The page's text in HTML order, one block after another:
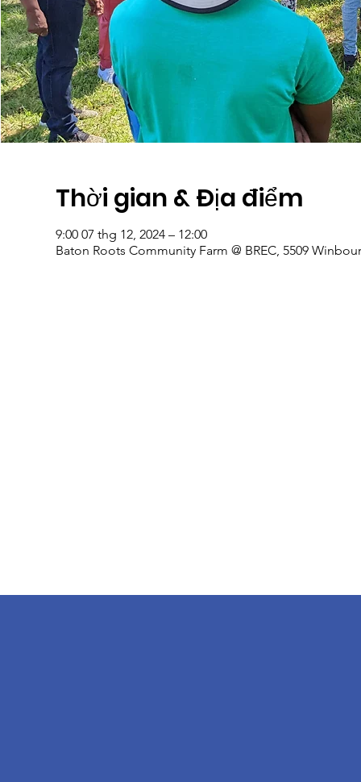
Thời gian & Địa điểm
9:00 07 thg 12, 2024 – 12:00
Baton Roots Community Farm @ BREC, 5509